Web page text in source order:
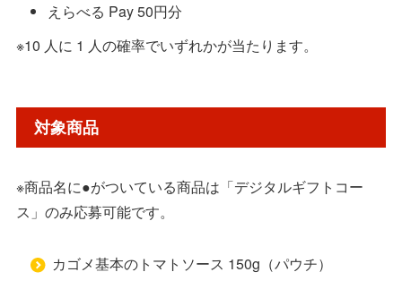
えらべる Pay 50円分
※10 人に 1 人の確率でいずれかが当たります。
対象商品
※商品名に●がついている商品は「デジタルギフトコー
ス」のみ応募可能です。
カゴメ基本のトマトソース 150g（パウチ）